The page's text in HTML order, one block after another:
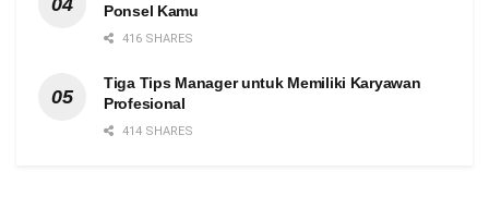
Ponsel Kamu
416 SHARES
Tiga Tips Manager untuk Memiliki Karyawan
Profesional
414 SHARES